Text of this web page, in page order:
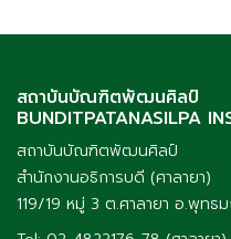
สถาบันบัณฑิตพัฒนศิลป์
BUNDITPATANASILPA
สถาบันบัณฑิตพัฒนศิลป์
สำนักงานอธิการบดี (ศาลายา)
119/19 หมู่ 3 ต.ศาลายา อ.พุท